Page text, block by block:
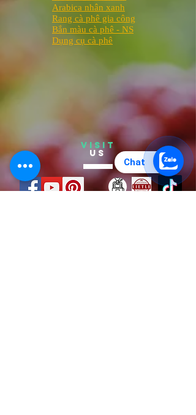
Arabica nhân xanh
Rang cà phê gia công
Bắn màu cà phê - NS
Dụng cụ cà phê
VISIT
US
Chat